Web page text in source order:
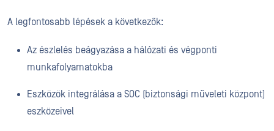
A legfontosabb lépések a következők:
Az észlelés beágyazása a hálózati és végponti
munkafolyamatokba
Eszközök integrálása a SOC (biztonsági műveleti központ)
eszközeivel